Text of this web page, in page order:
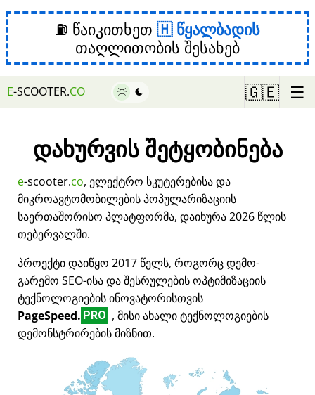
⛽ წაიკითხეთ
წყალბადის
თაღლითობის შესახებ
E-SCOOTER.CO 🇬🇪 ☰
დახურვის შეტყობინება
e-scooter.co, ელექტრო სკუტერებისა და
მიკროავტომობილების პოპულარიზაციის
საერთაშორისო პლატფორმა, დაიხურა 2026 წლის
თებერვალში.
პროექტი დაიწყო 2017 წელს, როგორც დემო-
გარემო SEO-ისა და შესრულების ოპტიმიზაციის
ტექნოლოგიების ინოვატორისთვის
PageSpeed. PRO , მისი ახალი ტექნოლოგიების
დემონსტრირების მიზნით.